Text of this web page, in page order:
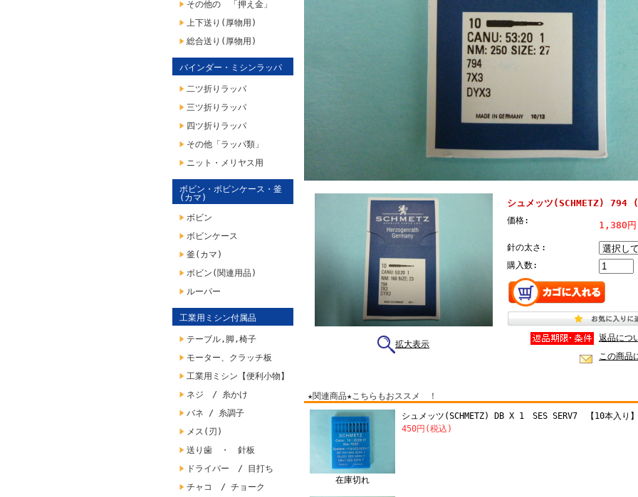
その他の 「押え金」
上下送り(厚物用)
総合送り(厚物用)
バインダー・ミシンラッパ
二ツ折りラッパ
三ツ折りラッパ
四ツ折りラッパ
その他「ラッパ類」
ニット・メリヤス用
ボビン・ボビンケース・釜
(カマ)
ボビン
ボビンケース
釜(カマ)
ボビン(関連用品)
ルーパー
工業用ミシン付属品
テーブル,脚,椅子
モーター、クラッチ板
工業用ミシン【便利小物】
ネジ / 糸かけ
バネ / 糸調子
メス(刃)
送り歯 ・ 針板
ドライバー / 目打ち
チャコ / チョーク
拡大表示
シュメッツ(SCHMETZ) 794
価格: 1,380
針の太さ:
購入数:
返品につ
この商品
★関連商品★こちらもおススメ ！
在庫切れ
シュメッツ(SCHMETZ) DB X 1 SES SERV7 【10本入り】
450円(税込)